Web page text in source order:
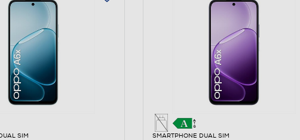
SIM SMARTPHONE DUAL SIM